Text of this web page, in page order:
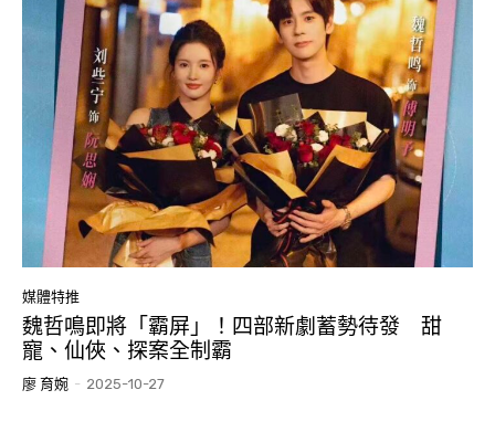
媒體特推
魏哲鳴即將「霸屏」！四部新劇蓄勢待發 甜
寵、仙俠、探案全制霸
廖 育婉 - 2025-10-27